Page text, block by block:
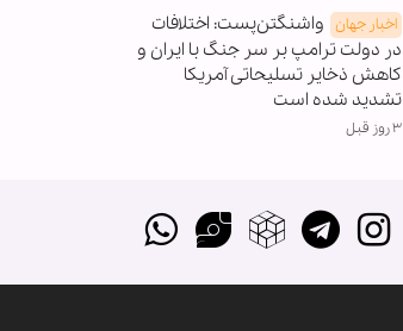
اخبار جهان واشنگتن‌پست: اختلافات
در دولت ترامپ بر سر جنگ با ایران و
کاهش ذخایر تسلیحاتی آمریکا
تشدید شده است
۳ روز قبل